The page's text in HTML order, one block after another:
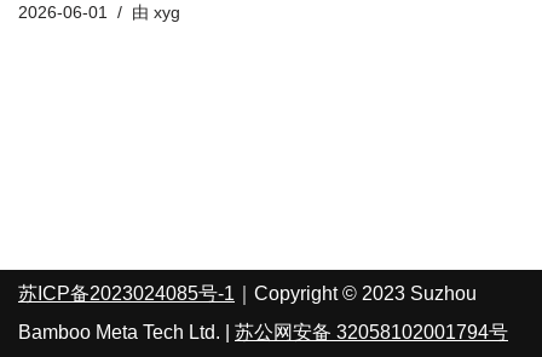
2026-06-01 由 xyg
苏ICP备2023024085号-1 ｜Copyright © 2023 Suzhou
Bamboo Meta Tech Ltd. | 苏公网安备 32058102001794号